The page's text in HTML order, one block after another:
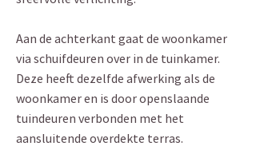
Aan de achterkant gaat de woonkamer
via schuifdeuren over in de tuinkamer.
Deze heeft dezelfde afwerking als de
woonkamer en is door openslaande
tuindeuren verbonden met het
aansluitende overdekte terras.